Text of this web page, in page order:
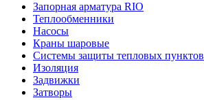
Запорная арматура RIO
Теплообменники
Насосы
Краны шаровые
Системы защиты тепловых пунктов
Изоляция
Задвижки
Затворы